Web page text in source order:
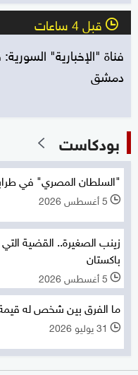
l قبل 4 ساعات
فناة "الإخبارية"
دمشق
بودكاست
"السلطان المصري" في
l 5 أغسطس 2026
زينب الصغيرة.. القضية
باكستان
l 5 أغسطس 2026
ما الفرق بين شخص له
l 31 يوليو 2026